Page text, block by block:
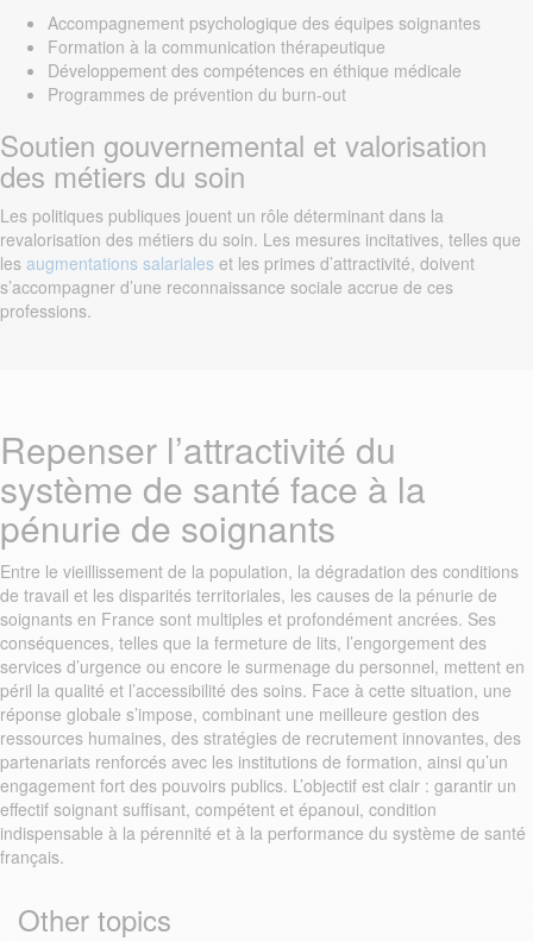
Accompagnement psychologique des équipes soignantes
Formation à la communication thérapeutique
Développement des compétences en éthique médicale
Programmes de prévention du burn-out
Soutien gouvernemental et valorisation
des métiers du soin
Les politiques publiques jouent un rôle déterminant dans la
revalorisation des métiers du soin. Les mesures incitatives, telles que
les augmentations salariales et les primes d’attractivité, doivent
s’accompagner d’une reconnaissance sociale accrue de ces
professions.
Repenser l’attractivité du
système de santé face à la
pénurie de soignants
Entre le vieillissement de la population, la dégradation des conditions
de travail et les disparités territoriales, les causes de la pénurie de
soignants en France sont multiples et profondément ancrées. Ses
conséquences, telles que la fermeture de lits, l’engorgement des
services d’urgence ou encore le surmenage du personnel, mettent en
péril la qualité et l’accessibilité des soins. Face à cette situation, une
réponse globale s’impose, combinant une meilleure gestion des
ressources humaines, des stratégies de recrutement innovantes, des
partenariats renforcés avec les institutions de formation, ainsi qu’un
engagement fort des pouvoirs publics. L’objectif est clair : garantir un
effectif soignant suffisant, compétent et épanoui, condition
indispensable à la pérennité et à la performance du système de santé
français.
Other topics